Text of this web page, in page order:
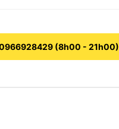
(8h00 - 21h00)